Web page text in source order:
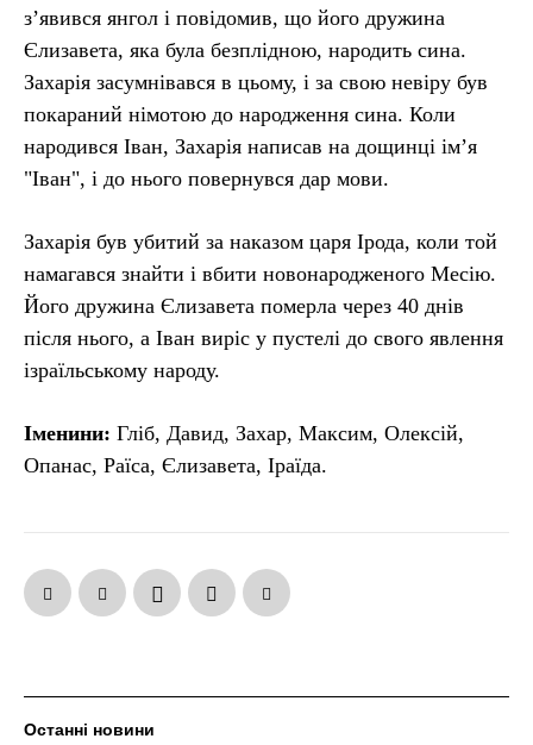
з’явився янгол і повідомив, що його дружина
Єлизавета, яка була безплідною, народить сина.
Захарія засумнівався в цьому, і за свою невіру був
покараний німотою до народження сина. Коли
народився Іван, Захарія написав на дощинці ім’я
"Іван", і до нього повернувся дар мови.
Захарія був убитий за наказом царя Ірода, коли той
намагався знайти і вбити новонародженого Месію.
Його дружина Єлизавета померла через 40 днів
після нього, а Іван виріс у пустелі до свого явлення
ізраїльському народу.
Іменини: Гліб, Давид, Захар, Максим, Олексій,
Опанас, Раїса, Єлизавета, Іраїда.
Останні новини